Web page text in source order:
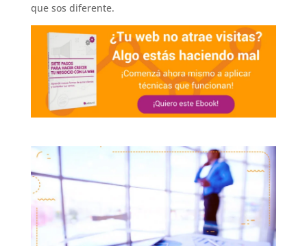
que sos diferente.